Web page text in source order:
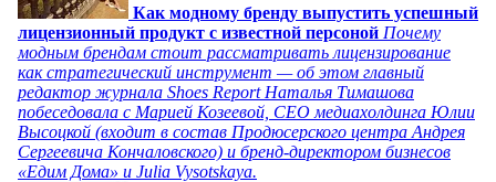
Как модному бренду выпустить успешный
лицензионный продукт с известной персоной Почему
модным брендам стоит рассматривать лицензирование
как стратегический инструмент — об этом главный
редактор журнала Shoes Report Наталья Тимашова
побеседовала с Марией Козеевой, СЕО медиахолдинга Юлии
Высоцкой (входит в состав Продюсерского центра Андрея
Сергеевича Кончаловского) и бренд-директором бизнесов
«Едим Дома» и Julia Vysotskaya.